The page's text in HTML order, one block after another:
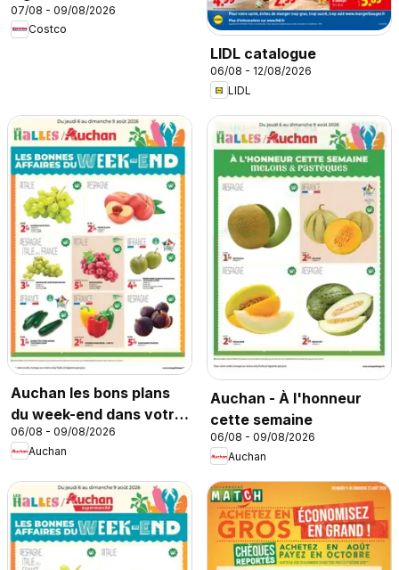
07/08 - 09/08/2026
Costco
LIDL catalogue
06/08 - 12/08/2026
LIDL
Auchan les bons plans
du week-end dans votre
hyper
06/08 - 09/08/2026
Auchan
Auchan - À l'honneur
cette semaine
06/08 - 09/08/2026
Auchan